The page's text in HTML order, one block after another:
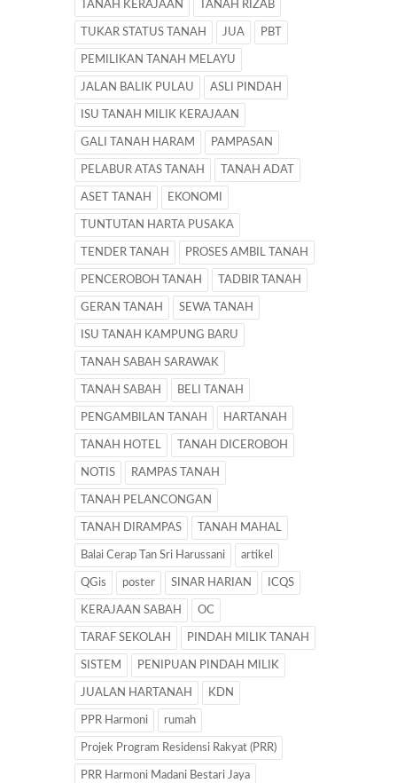
TANAH KERAJAAN TANAH RIZAB
TUKAR STATUS TANAH JUA PBT
PEMILIKAN TANAH MELAYU
JALAN BALIK PULAU ASLI PINDAH
ISU TANAH MILIK KERAJAAN
GALI TANAH HARAM PAMPASAN
PELABUR ATAS TANAH TANAH ADAT
ASET TANAH EKONOMI
TUNTUTAN HARTA PUSAKA
TENDER TANAH PROSES AMBIL TANAH
PENCEROBOH TANAH TADBIR TANAH
GERAN TANAH SEWA TANAH
ISU TANAH KAMPUNG BARU
TANAH SABAH SARAWAK
TANAH SABAH BELI TANAH
PENGAMBILAN TANAH HARTANAH
TANAH HOTEL TANAH DICEROBOH
NOTIS RAMPAS TANAH
TANAH PELANCONGAN
TANAH DIRAMPAS TANAH MAHAL
Balai Cerap Tan Sri Harussani artikel
QGis poster SINAR HARIAN ICQS
KERAJAAN SABAH OC
TARAF SEKOLAH PINDAH MILIK TANAH
SISTEM PENIPUAN PINDAH MILIK
JUALAN HARTANAH KDN
PPR Harmoni rumah
Projek Program Residensi Rakyat (PRR)
PRR Harmoni Madani Bestari Jaya